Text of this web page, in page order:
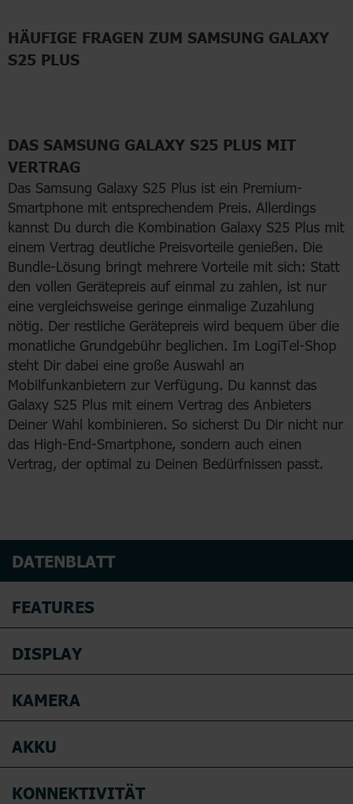
HÄUFIGE FRAGEN ZUM SAMSUNG GALAXY
S25 PLUS
DAS SAMSUNG GALAXY S25 PLUS MIT
VERTRAG
Das Samsung Galaxy S25 Plus ist ein Premium-
Smartphone mit entsprechendem Preis. Allerdings
kannst Du durch die Kombination Galaxy S25 Plus mit
einem Vertrag deutliche Preisvorteile genießen. Die
Bundle-Lösung bringt mehrere Vorteile mit sich: Statt
den vollen Gerätepreis auf einmal zu zahlen, ist nur
eine vergleichsweise geringe einmalige Zuzahlung
nötig. Der restliche Gerätepreis wird bequem über die
monatliche Grundgebühr beglichen. Im LogiTel-Shop
steht Dir dabei eine große Auswahl an
Mobilfunkanbietern zur Verfügung. Du kannst das
Galaxy S25 Plus mit einem Vertrag des Anbieters
Deiner Wahl kombinieren. So sicherst Du Dir nicht nur
das High-End-Smartphone, sondern auch einen
Vertrag, der optimal zu Deinen Bedürfnissen passt.
DATENBLATT
FEATURES
DISPLAY
KAMERA
AKKU
KONNEKTIVITÄT